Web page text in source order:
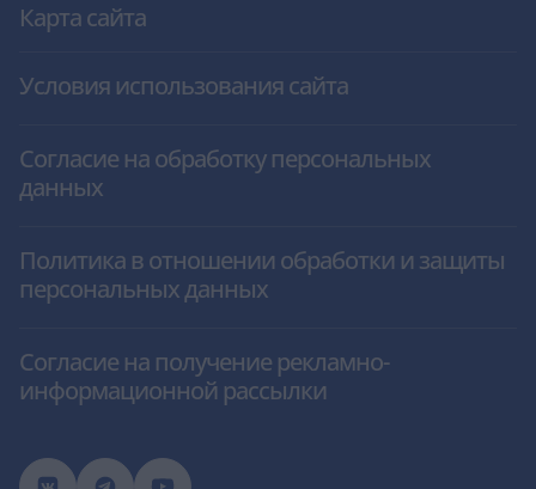
Карта сайта
Условия использования сайта
Согласие на обработку персональных
данных
Политика в отношении обработки и защиты
персональных данных
Согласие на получение рекламно-
информационной рассылки